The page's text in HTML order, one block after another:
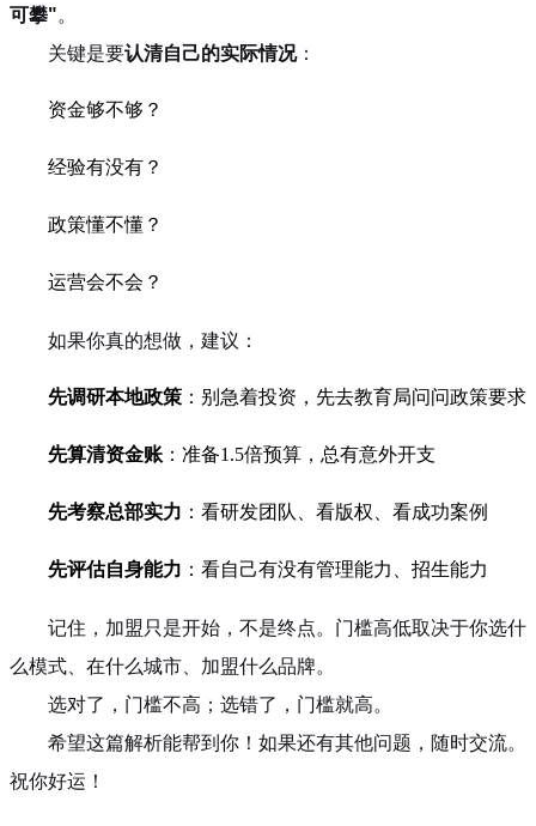
可攀"。
关键是要认清自己的实际情况：
资金够不够？
经验有没有？
政策懂不懂？
运营会不会？
如果你真的想做，建议：
先调研本地政策 ：别急着投资，先去教育局问问政策要求
先算清资金账 ：准备1.5倍预算，总有意外开支
先考察总部实力 ：看研发团队、看版权、看成功案例
先评估自身能力 ：看自己有没有管理能力、招生能力
记住，加盟只是开始，不是终点。门槛高低取决于你选什
么模式、在什么城市、加盟什么品牌。
选对了，门槛不高；选错了，门槛就高。
希望这篇解析能帮到你！如果还有其他问题，随时交流。
祝你好运！